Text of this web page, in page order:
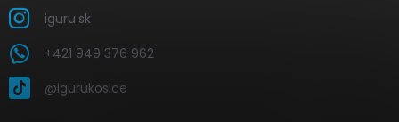
iguru.sk
+421 949 376 962
@igurukosice